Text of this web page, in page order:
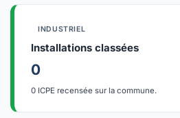
INDUSTRIEL
Installations classées
0
0 ICPE recensée sur la commune.